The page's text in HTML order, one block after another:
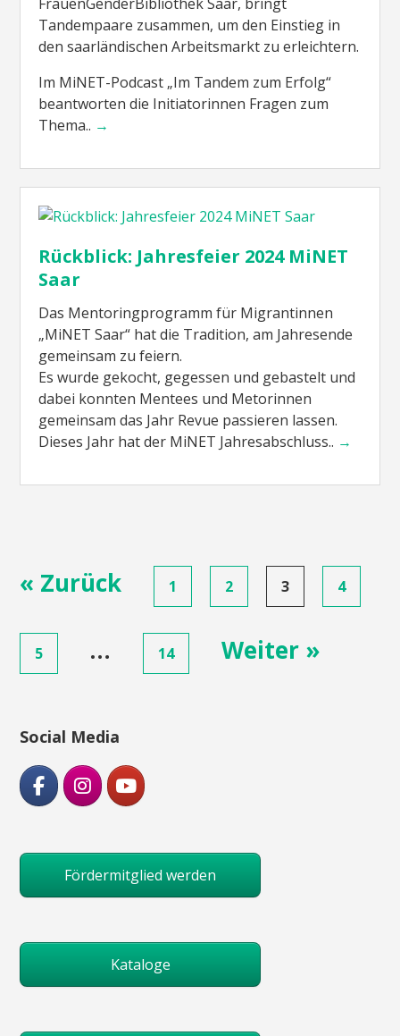
Tandempaare zusammen, um den Einstieg in
den saarländischen Arbeitsmarkt zu erleichtern.
Im MiNET-Podcast „Im Tandem zum Erfolg“
beantworten die Initiatorinnen Fragen zum
Thema.. →
Rückblick: Jahresfeier 2024 MiNET
Saar
Das Mentoringprogramm für Migrantinnen
„MiNET Saar“ hat die Tradition, am Jahresende
gemeinsam zu feiern.
Es wurde gekocht, gegessen und gebastelt und
dabei konnten Mentees und Metorinnen
gemeinsam das Jahr Revue passieren lassen.
Dieses Jahr hat der MiNET Jahresabschluss.. →
Posts
navigation
« Zurück 1 2 3 4
5 … 14 Weiter »
Social Media
Fördermitglied werden
Kataloge